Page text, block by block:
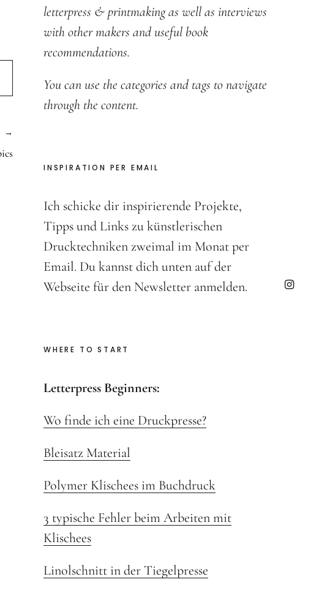
letterpress & printmaking as well as interviews
with other makers and useful book
recommendations.
You can use the categories and tags to navigate
through the content.
INSPIRATION PER EMAIL
Ich schicke dir inspirierende Projekte,
Tipps und Links zu künstlerischen
Drucktechniken zweimal im Monat per
Email. Du kannst dich unten auf der
Webseite für den Newsletter anmelden.
WHERE TO START
Letterpress Beginners:
Wo finde ich eine Druckpresse?
Bleisatz Material
Polymer Klischees im Buchdruck
3 typische Fehler beim Arbeiten mit
Klischees
Linolschnitt in der Tiegelpresse